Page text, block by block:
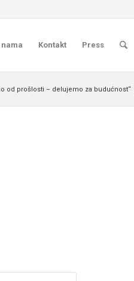
nama Kontakt Press
od prošlosti – delujemo za budućnost“